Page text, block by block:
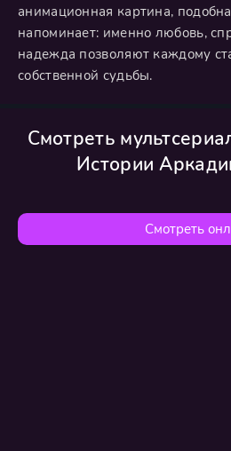
анимационная картина,
напоминает: именно любовь,
надежда позволяют каждому
собственной судьбы.
Смотреть
Истории
Смотреть